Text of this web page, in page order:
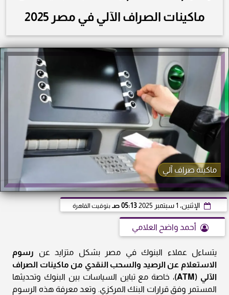
ماكينات الصراف الآلي في مصر 2025
ماكينة صراف آلي
الإثنين، 1 سبتمبر 2025 05:13 صـ بتوقيت القاهرة
أحمد واضح العلامي
يتساءل عملاء البنوك في مصر بشكل متزايد عن رسوم
الاستعلام عن الرصيد والسحب النقدي من ماكينات الصراف
الآلي (ATM)
، خاصة مع تباين السياسات بين البنوك وتحديثها
المستمر وفق قرارات البنك المركزي. وتعد معرفة هذه الرسوم